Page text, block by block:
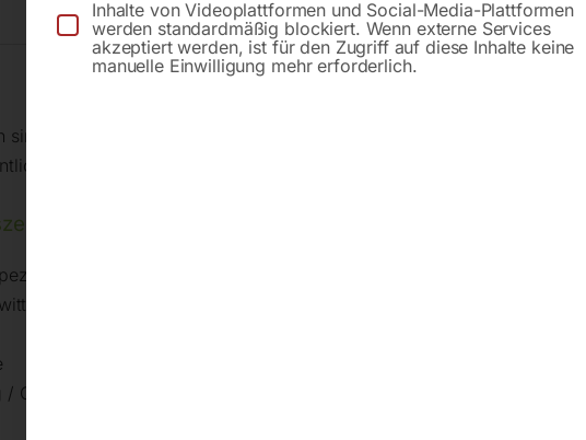
Beschreibung Produktsicherheit
sind für den Straßenverkehr nach der StVO in Österreich erlaubt.
und betrieblichen Bereich angewendet werden.
nach der StVO
CE-Kennzeichen
Inhalte von Videoplattformen und Social-Media-Plattformen
werden standardmäßig blockiert. Wenn externe Services
akzeptiert werden, ist für den Zugriff auf diese Inhalte keine
manuelle Einwilligung mehr erforderlich.